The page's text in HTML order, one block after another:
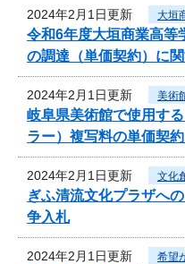
2024年2月1日更新 大垣
令和6年度大垣商業高等
の調達（単価契約）に
2024年2月1日更新 美術
岐阜県美術館で使用す
ラー）複写料の単価契
2024年2月1日更新 文化
ぎふ清流文化プラザへ
争入札
2024年2月1日更新 希望